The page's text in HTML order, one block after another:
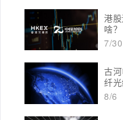
港
啥？
7/30
古
纤
8/6